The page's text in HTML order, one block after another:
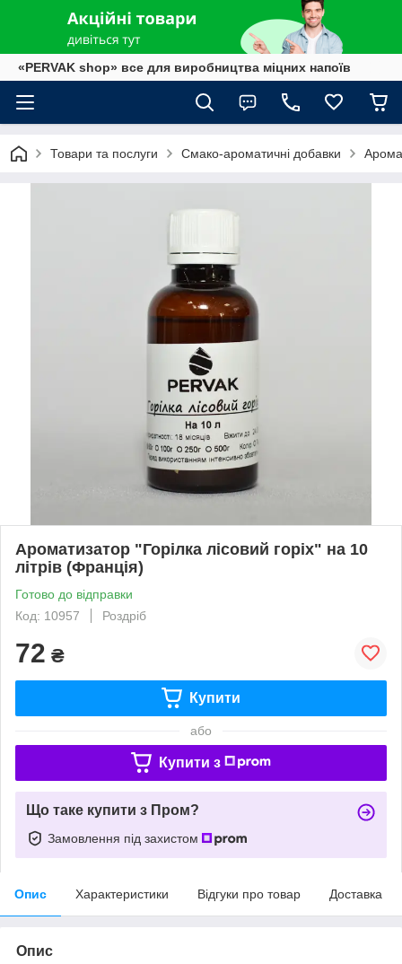
«PERVAK shop» все для виробництва міцних напоїв
Товари та послуги Смако-ароматичні добавки
Ароматизатор "Горілка лісовий горіх" на 10
літрів (Франція)
Готово до відправки
Код: 10957
Роздріб
72 ₴
Купити
або
Купити з
Що таке купити з Пром?
Замовлення під захистом
Опис Характеристики Відгуки про товар Доставка
Опис